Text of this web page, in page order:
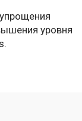
уровня